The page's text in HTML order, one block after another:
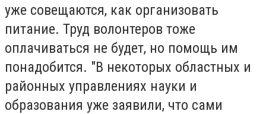
уже совещаются, как организовать
питание. Труд волонтеров тоже
оплачиваться не будет, но помощь им
понадобится. "В некоторых областных и
районных управлениях науки и
образования уже заявили, что сами